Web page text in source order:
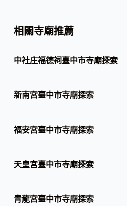
相關寺廟推薦
中社庄福德祠臺中市寺廟探索
新南宮臺中市寺廟探索
福安宮臺中市寺廟探索
天皇宮臺中市寺廟探索
青龍宮臺中市寺廟探索